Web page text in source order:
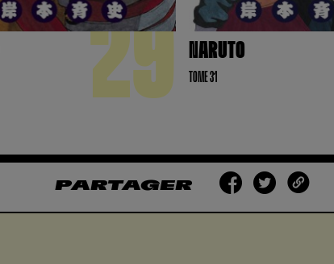
29 NARUTO
TOME 31
PARTAGER